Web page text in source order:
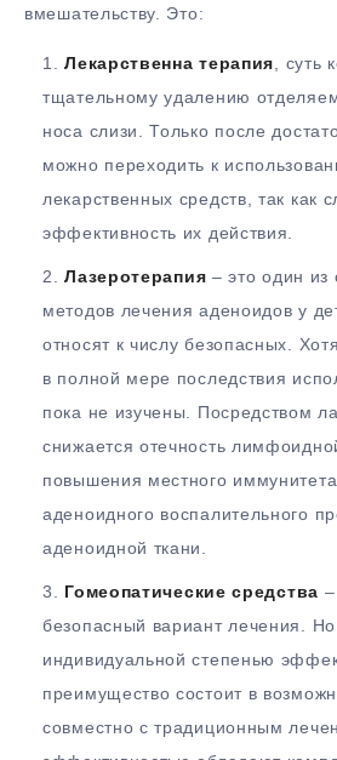
вмешательству. Это:
Лекарственна терапия , суть
тщательному удалению
носа слизи. Только после
можно переходить к
лекарственных средств, так как
эффективность их действия.
Лазеротерапия – это один
методов лечения аденоидов у
относят к числу безопасных.
в полной мере последствия
пока не изучены. Посредством
снижается отечность
повышения местного
аденоидного воспалительного
аденоидной ткани.
Гомеопатические средства
безопасный вариант лечения. Но
индивидуальной степенью
преимущество состоит в
совместно с традиционным